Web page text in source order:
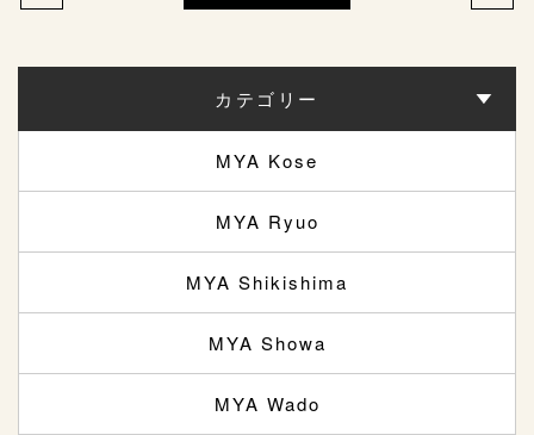
カテゴリー
MYA Kose
MYA Ryuo
MYA Shikishima
MYA Showa
MYA Wado